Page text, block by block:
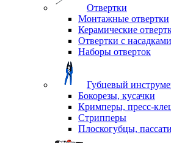
Отвертки
Монтажные отвертки
Керамические
Отвертки с насадками
Наборы отверток
Губцевый
Бокорезы, кусачки
Кримперы, пресс-
Стрипперы
Плоскогубцы,